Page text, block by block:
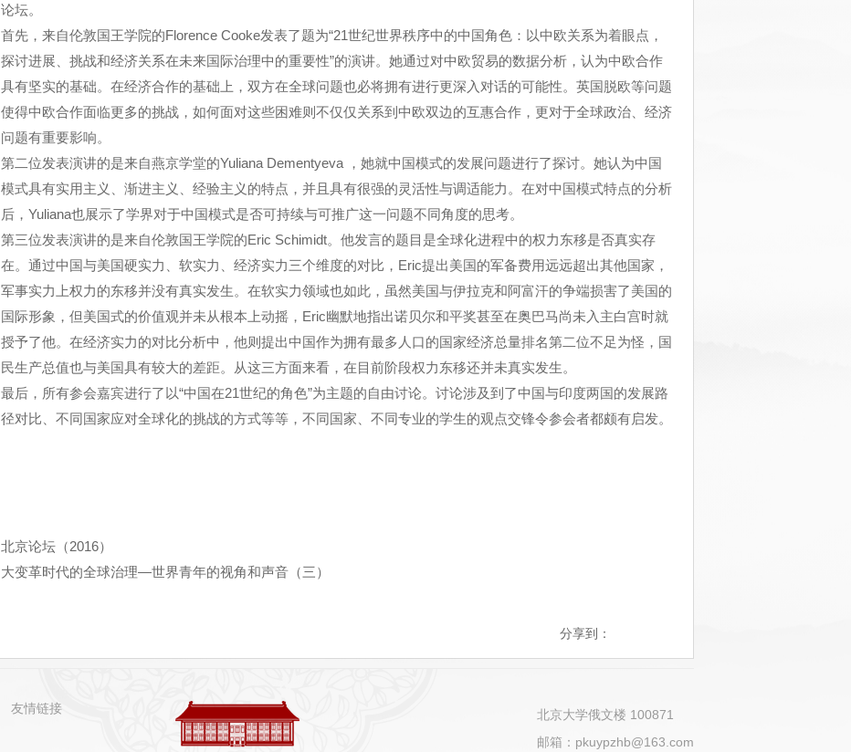
论坛。
首先，来自伦敦国王学院的Florence Cooke发表了题为“21世纪世界秩序中的中国角色：以中欧关系为着眼点，
探讨进展、挑战和经济关系在未来国际治理中的重要性”的演讲。她通过对中欧贸易的数据分析，认为中欧合作
具有坚实的基础。在经济合作的基础上，双方在全球问题也必将拥有进行更深入对话的可能性。英国脱欧等问题
使得中欧合作面临更多的挑战，如何面对这些困难则不仅仅关系到中欧双边的互惠合作，更对于全球政治、经济
问题有重要影响。
第二位发表演讲的是来自燕京学堂的Yuliana Dementyeva ，她就中国模式的发展问题进行了探讨。她认为中国
模式具有实用主义、渐进主义、经验主义的特点，并且具有很强的灵活性与调适能力。在对中国模式特点的分析
后，Yuliana也展示了学界对于中国模式是否可持续与可推广这一问题不同角度的思考。
第三位发表演讲的是来自伦敦国王学院的Eric Schimidt。他发言的题目是全球化进程中的权力东移是否真实存
在。通过中国与美国硬实力、软实力、经济实力三个维度的对比，Eric提出美国的军备费用远远超出其他国家，
军事实力上权力的东移并没有真实发生。在软实力领域也如此，虽然美国与伊拉克和阿富汗的争端损害了美国的
国际形象，但美国式的价值观并未从根本上动摇，Eric幽默地指出诺贝尔和平奖甚至在奥巴马尚未入主白宫时就
授予了他。在经济实力的对比分析中，他则提出中国作为拥有最多人口的国家经济总量排名第二位不足为怪，国
民生产总值也与美国具有较大的差距。从这三方面来看，在目前阶段权力东移还并未真实发生。
最后，所有参会嘉宾进行了以“中国在21世纪的角色”为主题的自由讨论。讨论涉及到了中国与印度两国的发展路
径对比、不同国家应对全球化的挑战的方式等等，不同国家、不同专业的学生的观点交锋令参会者都颇有启发。
北京论坛（2016）
大变革时代的全球治理—世界青年的视角和声音（三）
分享到：
友情链接
北京大学俄文楼 100871
邮箱：pkuypzhb@163.com